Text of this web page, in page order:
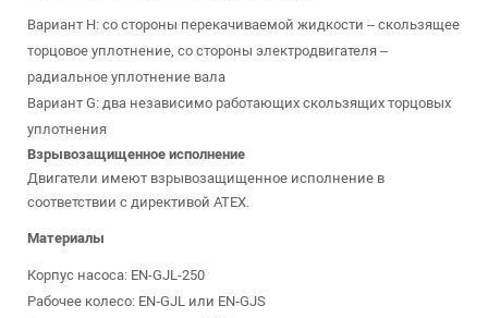
Вариант H: со стороны перекачиваемой жидкости – скользящее
торцовое уплотнение, со стороны электродвигателя –
радиальное уплотнение вала
Вариант G: два независимо работающих скользящих торцовых
уплотнения
Взрывозащищенное исполнение
Двигатели имеют взрывозащищенное исполнение в
соответствии с директивой ATEX.
Материалы
Корпус насоса: EN-GJL-250
Рабочее колесо: EN‐GJL или EN‐GJS